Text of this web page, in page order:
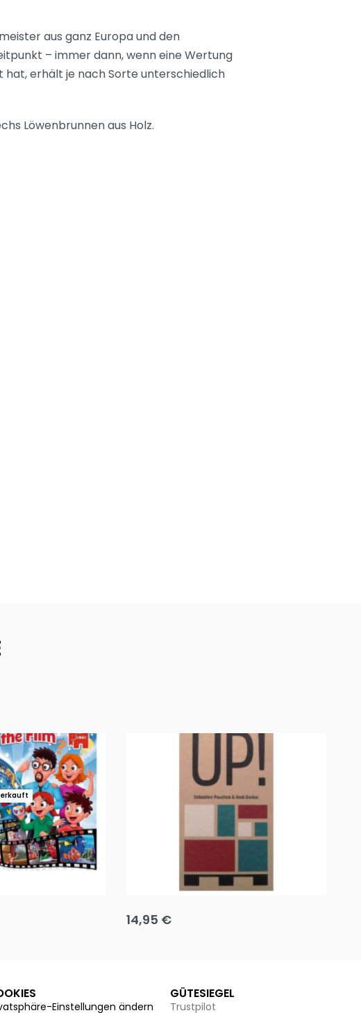
aus ganz Europa und den
– immer dann, wenn eine Wertung
erhält je nach Sorte unterschiedlich
Löwenbrunnen aus Holz.
Team up
14,95 €
Einstellungen ändern
GÜTESIEGEL
Trustpilot